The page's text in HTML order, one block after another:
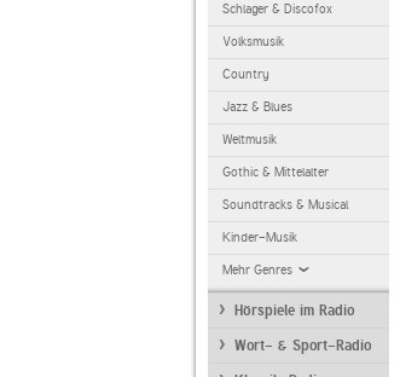
Schlager & Discofox
Volksmusik
Country
Jazz & Blues
Weltmusik
Gothic & Mittelalter
Soundtracks & Musical
Kinder-Musik
Mehr Genres
Hörspiele im Radio
Wort- & Sport-Radio